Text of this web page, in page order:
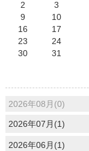
2 3
9
10
16
17
23
24
30
31
2026年08月(0)
2026年07月(1)
2026年06月(1)